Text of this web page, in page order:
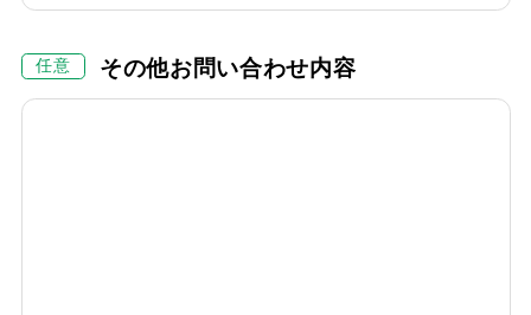
その他お問い合わせ内容